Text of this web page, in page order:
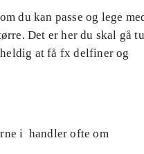
du kan passe og lege
Det er her du skal gå
at få fx delfiner og
i handler ofte om